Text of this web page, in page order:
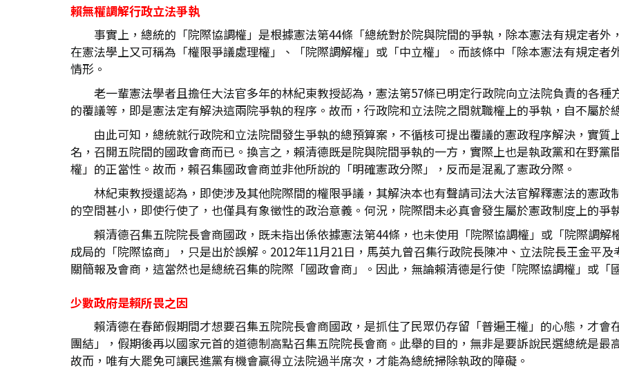
賴無權調解行政立法爭執
事實上，總統的「院際協調權」是根據憲法第44條「總統對於院與院間的爭執，除本憲法有規定者
在憲法學上又可稱為「權限爭議處理權」、「院際調解權」或「中立權」。而該條中「除本憲法有規定
情形。
老一輩憲法學者且擔任大法官多年的林紀東教授認為，憲法第57條已明定行政院向立法院負責的各
的覆議等，即是憲法定有解決這兩院爭執的程序。故而，行政院和立法院之間就職權上的爭執，自不屬於
由此可知，總統就行政院和立法院間發生爭執的總預算案，不循核可提出覆議的憲政程序解決，實
名，召開五院間的國政會商而已。換言之，賴清德既是院與院間爭執的一方，實際上也是執政黨和在野
權」的正當性。故而，賴召集國政會商並非他所說的「明確憲政分際」，反而是混亂了憲政分際。
林紀東教授還認為，即使涉及其他院際間的權限爭議，其解決本也有聲請司法大法官解釋憲法的憲
的空間甚小，即使行使了，也僅具有象徵性的政治意義。何況，院際間未必真會發生屬於憲政制度上的爭
賴清德召集五院院長會商國政，既未指出係依據憲法第44條，也未使用「院際協調權」或「院際調
成局的「院際協商」，只是出於誤解。2012年11月21日，馬英九曾召集行政院長陳冲、立法院長王金平
關簡報及會商，這當然也是總統召集的院際「國政會商」。因此，無論賴清德是行使「院際協調權」或「
少數政府是賴所畏之因
賴清德在春節假期間才想要召集五院院長會商國政，是抓住了民眾仍存留「普遍王權」的心態，才
團結」，假期後再以國家元首的道德制高點召集五院院長會商。此舉的目的，無非是要訴說民選總統是
故而，唯有大罷免可讓民進黨有機會贏得立法院過半席次，才能為總統掃除執政的障礙。